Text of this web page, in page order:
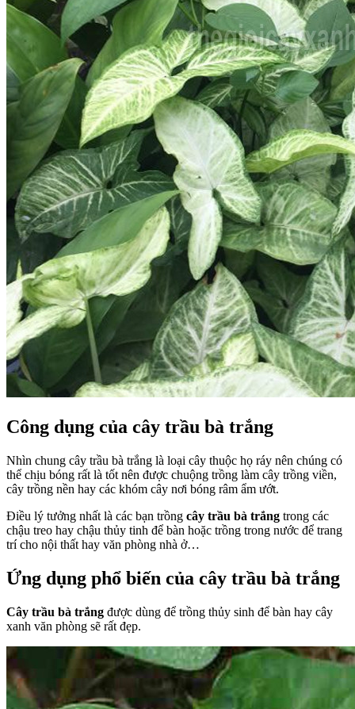
Công dụng của cây trầu bà trắng
Nhìn chung cây trầu bà trắng là loại cây thuộc họ ráy nên chúng có
thể chịu bóng rất là tốt nên được chuộng trồng làm cây trồng viền,
cây trồng nền hay các khóm cây nơi bóng râm ẩm ướt.
Điều lý tưởng nhất là các bạn trồng cây trầu bà trắng trong các
chậu treo hay chậu thủy tinh để bàn hoặc trồng trong nước để trang
trí cho nội thất hay văn phòng nhà ở…
Ứng dụng phổ biến của cây trầu bà trắng
Cây trầu bà trắng được dùng để trồng thủy sinh để bàn hay cây
xanh văn phòng sẽ rất đẹp.